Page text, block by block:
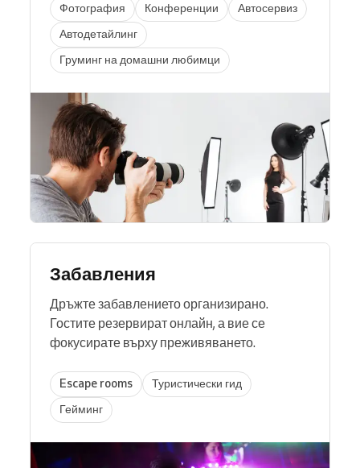
Фотография
Конференции
Автосервиз
Автодетайлинг
Груминг на домашни любимци
Забавления
Дръжте забавлението организирано.
Гостите резервират онлайн, а вие се
фокусирате върху преживяването.
Escape rooms
Туристически гид
Гейминг